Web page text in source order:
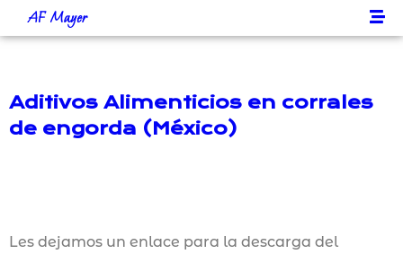
AF Mayer
Aditivos Alimenticios en corrales
de engorda (México)
Les dejamos un enlace para la descarga del